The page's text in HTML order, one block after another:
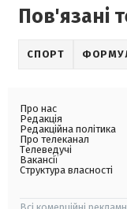
Пов'язані
СПОРТ
Про нас
Редакція
Редакційна політика
Про телеканал
Телеведучі
Вакансії
Структура власності